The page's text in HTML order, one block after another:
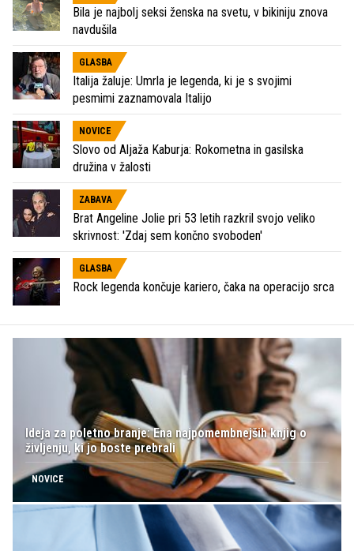
Bila je najbolj seksi ženska na svetu, v bikiniju znova
navdušila
GLASBA
Italija žaluje: Umrla je legenda, ki je s svojimi
pesmimi zaznamovala Italijo
NOVICE
Slovo od Aljaža Kaburja: Rokometna in gasilska
družina v žalosti
ZABAVA
Brat Angeline Jolie pri 53 letih razkril svojo veliko
skrivnost: 'Zdaj sem končno svoboden'
GLASBA
Rock legenda končuje kariero, čaka na operacijo srca
Ideja za poletno branje: Ena najpomembnejših knjig o
življenju, ki jo boste prebrali
NOVICE